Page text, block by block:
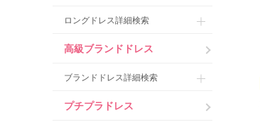
ロングドレス詳細検索
高級ブランドドレス
ブランドドレス詳細検索
プチプラドレス